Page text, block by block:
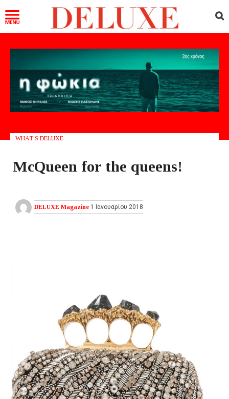
WHAT’S DELUXE
McQueen for the queens!
DELUXE Magazine 1 Ιανουαρίου 2018